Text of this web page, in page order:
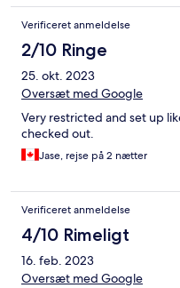
Verificeret anmeldelse
2/10 Ringe
25. okt. 2023
Oversæt med Google
Very restricted and set up
checked out.
Jase, rejse på 2 nætter
Verificeret anmeldelse
4/10 Rimeligt
16. feb. 2023
Oversæt med Google